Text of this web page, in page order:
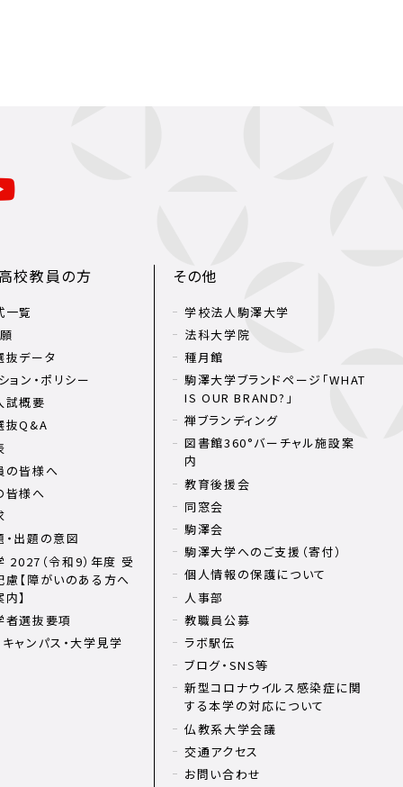
校教員の方
一覧
抜データ
ョン・ポリシー
試概要
抜Q&A
の皆様へ
皆様へ
出題の意図
2027（令和9）年度 受
【障がいのある方へ
】
者選抜要項
ャンパス・大学見学
その他
学校法人駒澤大学
法科大学院
種月館
駒澤大学ブランドページ「WHAT
IS OUR BRAND?」
禅ブランディング
図書館360°バーチャル施設案
内
教育後援会
同窓会
駒澤会
駒澤大学へのご支援（寄付）
個人情報の保護について
人事部
教職員公募
ラボ駅伝
ブログ・SNS等
新型コロナウイルス感染症に関
する本学の対応について
仏教系大学会議
交通アクセス
お問い合わせ